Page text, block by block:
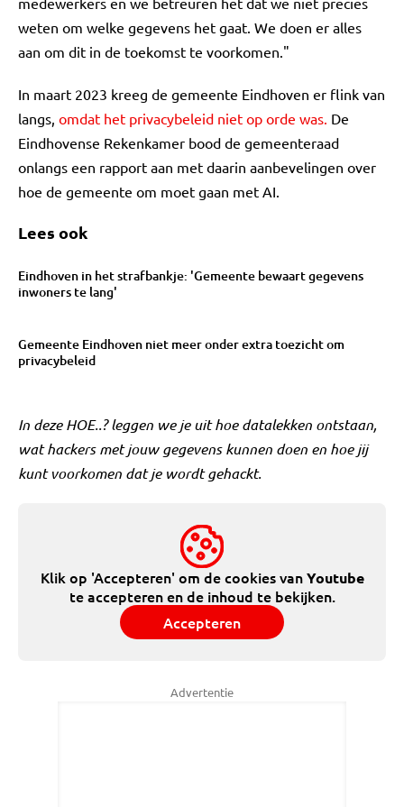
weten om welke gegevens het gaat. We doen er alles
aan om dit in de toekomst te voorkomen."
In maart 2023 kreeg de gemeente Eindhoven er flink van
langs, omdat het privacybeleid niet op orde was. De
Eindhovense Rekenkamer bood de gemeenteraad
onlangs een rapport aan met daarin aanbevelingen over
hoe de gemeente om moet gaan met AI.
Lees ook
Eindhoven in het strafbankje: 'Gemeente bewaart gegevens
inwoners te lang'
Gemeente Eindhoven niet meer onder extra toezicht om
privacybeleid
In deze HOE..? leggen we je uit hoe datalekken ontstaan,
wat hackers met jouw gegevens kunnen doen en hoe jij
kunt voorkomen dat je wordt gehackt.
Klik op 'Accepteren' om de cookies vanYoutube
te accepteren en de inhoud te bekijken.
Accepteren
Advertentie